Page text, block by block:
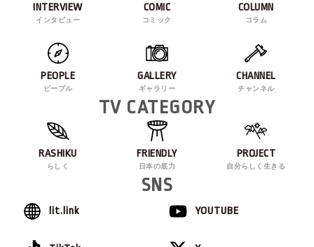
INTERVIEW
インタビュー
COMIC
コミック
COLUMN
コラム
PEOPLE
ピープル
GALLERY
ギャラリー
CHANNEL
チャンネル
TV CATEGORY
RASHIKU
らしく
FRIENDLY
日本の底力
PROJECT
自分らしく生きる
SNS
lit.link YOUTUBE